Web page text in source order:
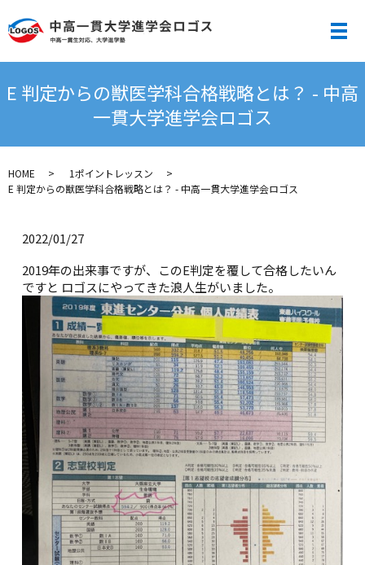
メ
E 判定からの獣医学科合格戦略とは？ - 中高
一貫大学進学会ロゴス
HOME
1ポイントレッスン
E 判定からの獣医学科合格戦略とは？ - 中高一貫大学進学会ロゴス
2022/01/27
2019年の出来事ですが、このE判定を覆して合格したいん
ですと ロゴスにやってきた浪人生がいました。